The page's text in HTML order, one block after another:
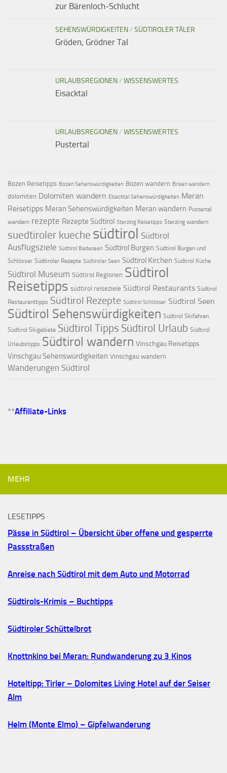
zur Bärenloch-Schlucht
SEHENSWÜRDIGKEITEN/ SÜDTIROLER TÄLER
Gröden, Grödner Tal
URLAUBSREGIONEN/ WISSENSWERTES
Eisacktal
URLAUBSREGIONEN/ WISSENSWERTES
Pustertal
Bozen Reisetipps Bozen Sehenswürdigkeiten Bozen wandern Brixen wandern
dolomiten Dolomiten wandern Eisacktal Sehenswürdigkeiten Meran
Reisetipps Meran Sehenswürdigkeiten Meran wandern Pustertal
wandern rezepte Rezepte Südtirol Sterzing Reisetipps Sterzing wandern
suedtiroler kueche südtirol Südtirol
Ausflugsziele Südtirol Badeseen Südtirol Burgen Südtirol Burgen und
Schlösser Südtiroler Rezepte Südtiroler Seen Südtirol Kirchen Südtirol Küche
Südtirol Museum Südtirol Regionen Südtirol
Reisetipps südtirol reiseziele Südtirol Restaurants Südtirol
Restauranttipps Südtirol Rezepte Südtirol Schlösser Südtirol Seen
Südtirol Sehenswürdigkeiten Südtirol Skifahren
Südtirol Skigebiete Südtirol Tipps Südtirol Urlaub Südtirol
Urlaubstipps Südtirol wandern Vinschgau Reisetipps
Vinschgau Sehenswürdigkeiten Vinschgau wandern
Wanderungen Südtirol
**Affiliate-Links
MEHR
LESETIPPS
Pässe in Südtirol – Übersicht über offene und gesperrte
Passstraßen
Anreise nach Südtirol mit dem Auto und Motorrad
Südtirols-Krimis – Buchtipps
Südtiroler Schüttelbrot
Knottnkino bei Meran: Rundwanderung zu 3 Kinos
Hoteltipp: Tirler – Dolomites Living Hotel auf der Seiser
Alm
Helm (Monte Elmo) – Gipfelwanderung